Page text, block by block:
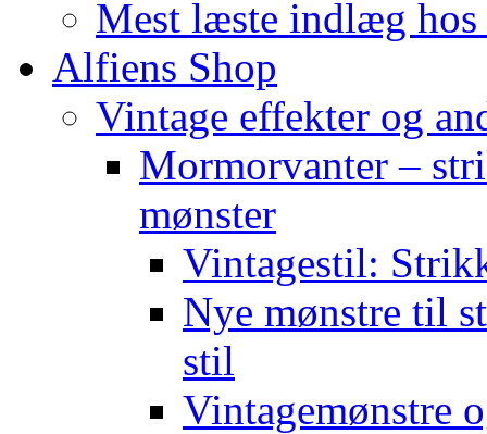
Mest læste indlæg
Alfiens Shop
Vintage effekter og
Mormorvanter –
mønster
Vintagestil:
Nye mønstre til
stil
Vintagemønstre